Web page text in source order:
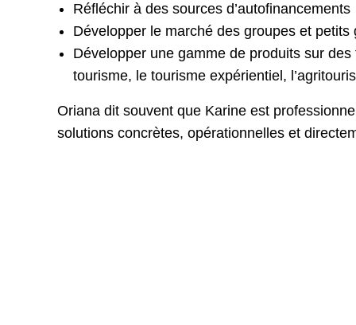
Réfléchir à des sources d’autofinancements
Développer le marché des groupes et petits
Développer une gamme de produits sur
tourisme, le tourisme expérientiel,
Oriana dit souvent que Karine est
solutions concrètes, opérationnelles et